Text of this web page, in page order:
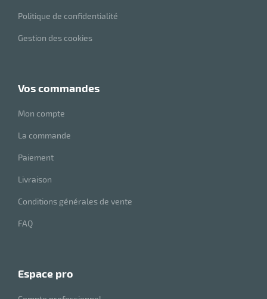
Politique de confidentialité
Gestion des cookies
vos commandes
Mon compte
La commande
Paiement
Livraison
Conditions générales de vente
FAQ
espace pro